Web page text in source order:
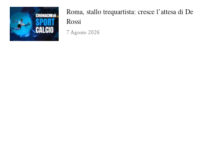
Roma, stallo trequartista: cresce l’attesa di De
Rossi
7 Agosto 2026